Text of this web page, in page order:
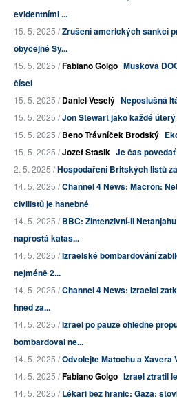
evidentními ...
15. 5. 2025 /Zrušení amerických sankcí
obyčejné Sy...
15. 5. 2025 /Fabiano Golgo Muskova
čísel
15. 5. 2025 /Daniel Veselý Neposlušná
15. 5. 2025 /Jon Stewart jako každé
15. 5. 2025 /Beno Trávníček Brodský
15. 5. 2025 /Jozef Stasik Je čas
2. 5. 2025 /Hospodaření Britských listů
14. 5. 2025 /Channel 4 News: Macron:
civilistů je hanebné
14. 5. 2025 /BBC: Zintenzivní-li
naprostá katas...
14. 5. 2025 /Izraelské bombardování
nejméně 2...
14. 5. 2025 /Channel 4 News: Izraelci
hned za...
14. 5. 2025 /Izrael po pauze ohledně
bombardoval ne...
14. 5. 2025 /Odvolejte Matochu a Xavera
14. 5. 2025 /Fabiano Golgo Izrael ztratil
14. 5. 2025 /Lékaři bez hranic: Gaza: